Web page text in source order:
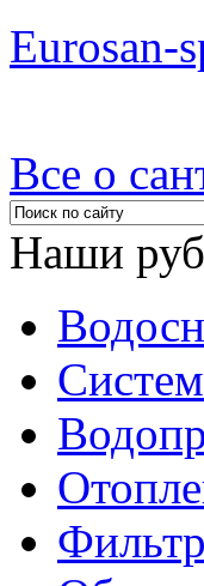
Eurosan-
Все о
Наши